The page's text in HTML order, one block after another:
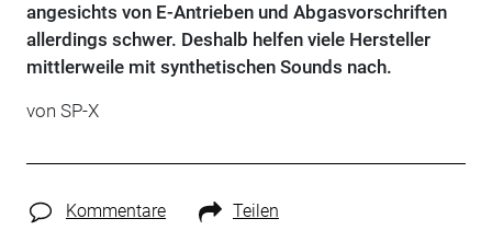
angesichts von E-Antrieben und Abgasvorschriften
allerdings schwer. Deshalb helfen viele Hersteller
mittlerweile mit synthetischen Sounds nach.
von SP-X
Kommentare Teilen